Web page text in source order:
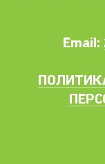
Email: